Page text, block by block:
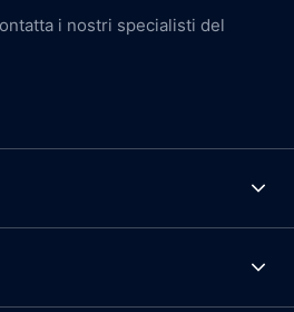
i nostri specialisti del